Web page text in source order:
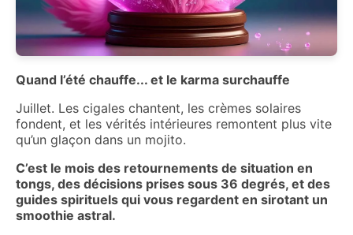
Quand l’été chauffe... et le karma surchauffe
Juillet. Les cigales chantent, les crèmes solaires
fondent, et les vérités intérieures remontent plus vite
qu’un glaçon dans un mojito.
C’est le mois des retournements de situation en
tongs, des décisions prises sous 36 degrés, et des
guides spirituels qui vous regardent en sirotant un
smoothie astral.